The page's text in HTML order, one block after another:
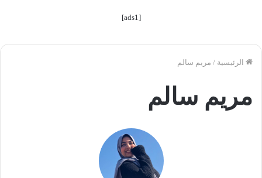
[ads1]
الرئيسية / مريم سالم
مريم سالم